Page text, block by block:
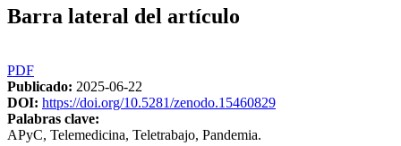
Barra lateral del artículo
PDF
Publicado: 2025-06-22
DOI: https://doi.org/10.5281/zenodo.15460829
Palabras clave:
APyC, Telemedicina, Teletrabajo, Pandemia.